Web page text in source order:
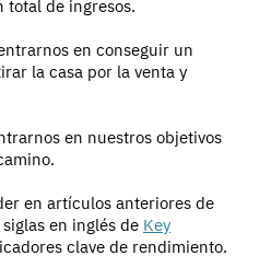
total de ingresos.
en conseguir un
la casa por la venta y
en nuestros objetivos
en artículos anteriores de
en inglés de Key
clave de rendimiento.